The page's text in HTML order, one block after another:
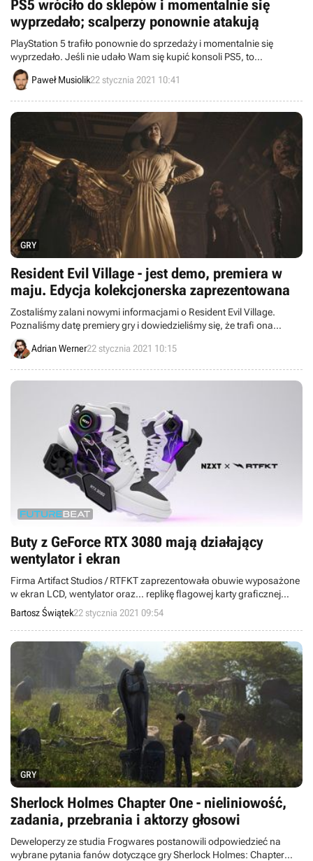
PS5 wróciło do sklepów i momentalnie się
wyprzedało; scalperzy ponownie atakują
PlayStation 5 trafiło ponownie do sprzedaży i momentalnie się
wyprzedało. Jeśli nie udało Wam się kupić konsoli PS5, to
prawdopodobnie ubiegli was korzystający z botów scalperzy.
Paweł Musiolik22 stycznia 2021 10:41
GRY
Resident Evil Village - jest demo, premiera w
maju. Edycja kolekcjonerska zaprezentowana
Zostaliśmy zalani nowymi informacjami o Resident Evil Village.
Poznaliśmy datę premiery gry i dowiedzieliśmy się, że trafi ona
również na PlayStation 4 i Xboksa One. Na PS5 zadebiutowało
pierwsze demo, zatytułowane Maiden, a firma Capcom ujawniła
Adrian Werner22 stycznia 2021 10:15
Buty z GeForce RTX 3080 mają działający
wentylator i ekran
Firma Artifact Studios / RTFKT zaprezentowała obuwie wyposażone
w ekran LCD, wentylator oraz… replikę flagowej karty graficznej
Nvidii – GeForce’a RTX 3080.
Bartosz Świątek22 stycznia 2021 09:54
GRY
Sherlock Holmes Chapter One - nieliniowość,
zadania, przebrania i aktorzy głosowi
Deweloperzy ze studia Frogwares postanowili odpowiedzieć na
wybrane pytania fanów dotyczące gry Sherlock Holmes: Chapter